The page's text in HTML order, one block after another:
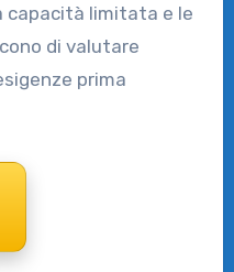
capacità limitata e le
di valutare
prima